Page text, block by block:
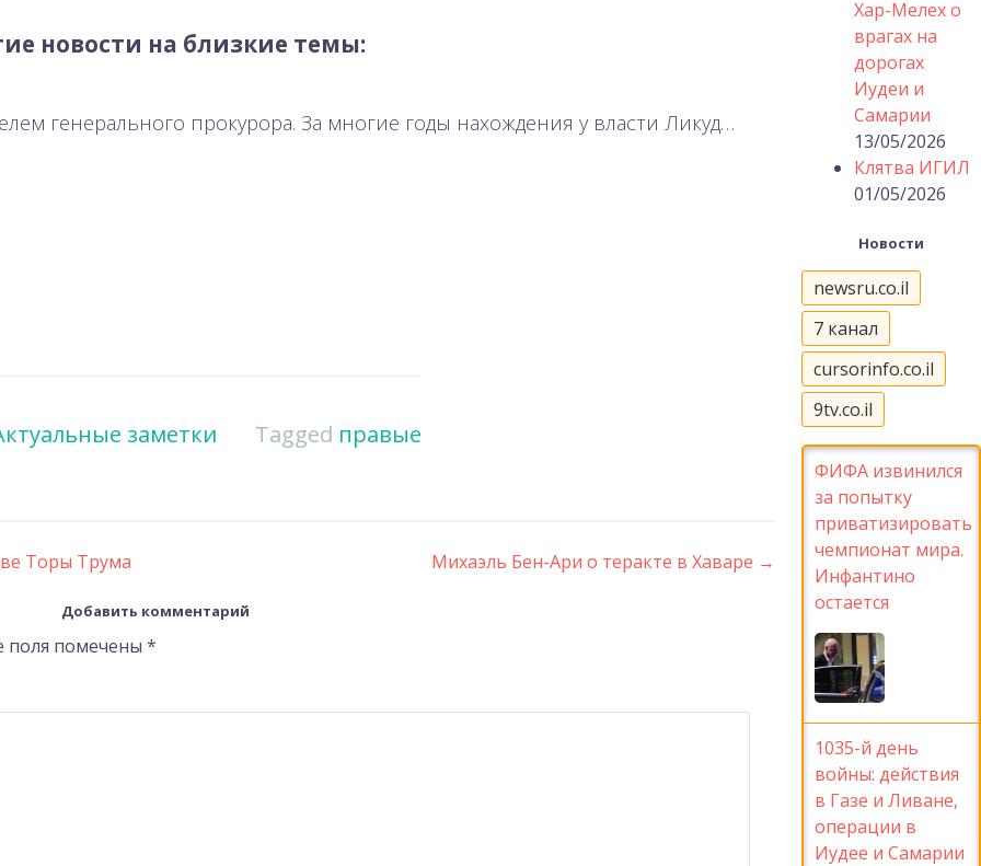
новости на близкие темы:
генерального прокурора. За многие годы нахождения у власти Ликуд…
заметки Tagged правые
Торы Трума Михаэль Бен-Ари о теракте в Хаваре →
Добавить комментарий
поля помечены *
Хар-Мелех о
врагах на
дорогах
Иудеи и
Самарии
13/05/2026
Клятва ИГИЛ
01/05/2026
Новости
newsru.co.il
7 канал
cursorinfo.co.il
9tv.co.il
ФИФА извинился
за попытку
приватизировать
чемпионат мира.
Инфантино
остается
1035-й день
войны: действия
в Газе и Ливане,
операции в
Иудее и Самарии